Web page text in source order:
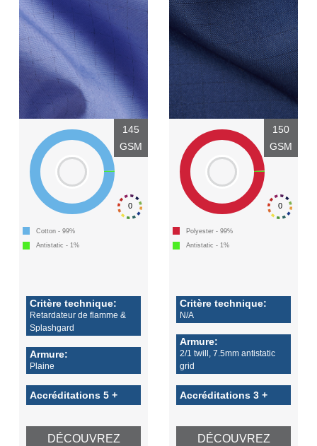
0
145
GSM
Cotton - 99%
Antistatic - 1%
Critère technique:
Retardateur de flamme &
Splashgard
Armure:
Plaine
Accréditations 5 +
DÉCOUVREZ
0
150
GSM
Polyester - 99%
Antistatic - 1%
Critère technique:
N/A
Armure:
2/1 twill, 7.5mm antistatic
grid
Accréditations 3 +
DÉCOUVREZ